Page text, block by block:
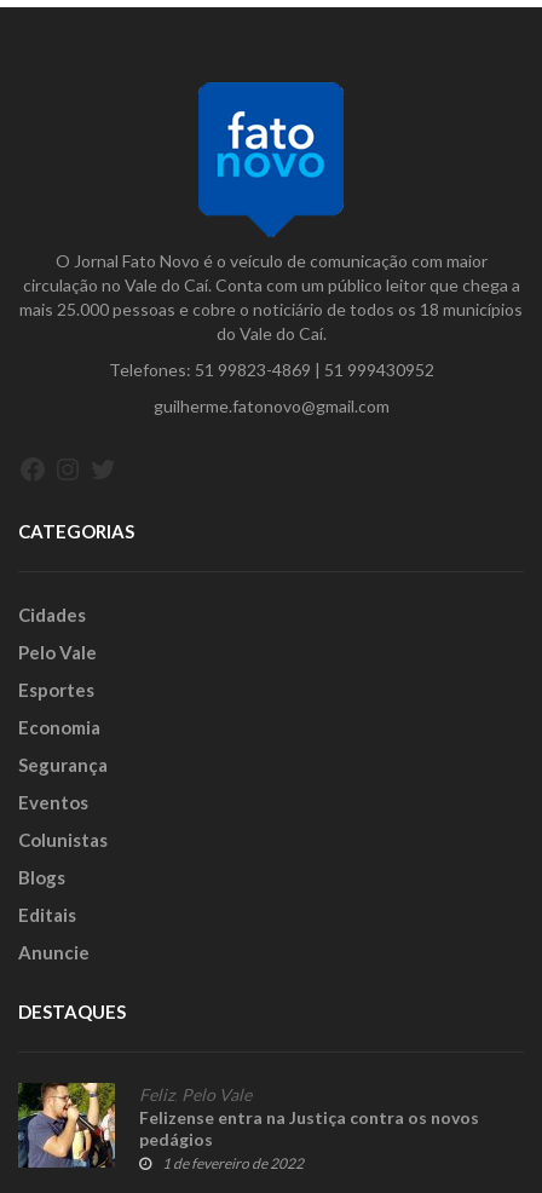
O Jornal Fato Novo é o veículo de comunicação com maior
circulação no Vale do Caí. Conta com um público leitor que chega a
mais 25.000 pessoas e cobre o noticiário de todos os 18 municípios
do Vale do Caí.
Telefones: 51 99823-4869 | 51 999430952
guilherme.fatonovo@gmail.com
CATEGORIAS
Cidades
Pelo Vale
Esportes
Economia
Segurança
Eventos
Colunistas
Blogs
Editais
Anuncie
DESTAQUES
Feliz, Pelo Vale
Felizense entra na Justiça contra os novos
pedágios
1 de fevereiro de 2022